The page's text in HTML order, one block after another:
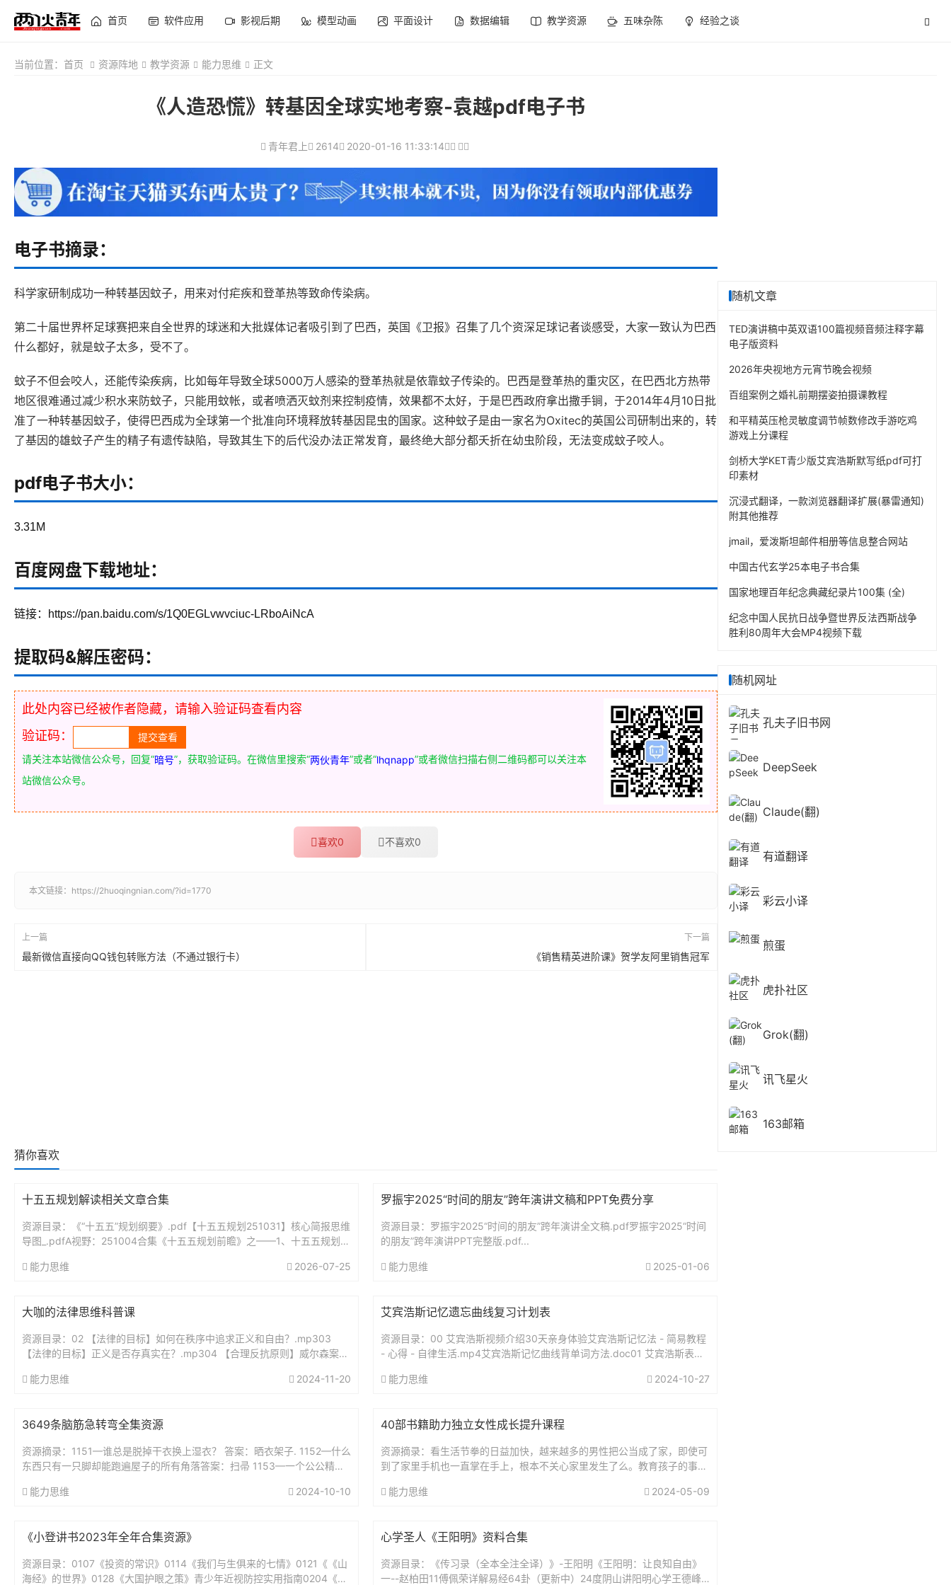
首页 软件应用 影视后期 模型动画 平面设计 数据编辑 教学资源 五味杂陈 经验之谈
当前位置： 首页 资源阵地 教学资源 能力思维 正文
《人造恐慌》转基因全球实地考察-袁越pdf电子书
青年君上 2614 2020-01-16 11:33:14
电子书摘录：
科学家研制成功一种转基因蚊子，用来对付疟疾和登革热等致命传染病。
第二十届世界杯足球赛把来自全世界的球迷和大批媒体记者吸引到了巴西，英国《卫报》召集了几个资深足球记者谈感受，大家一致认为巴西
什么都好，就是蚊子太多，受不了。
蚊子不但会咬人，还能传染疾病，比如每年导致全球5000万人感染的登革热就是依靠蚊子传染的。巴西是登革热的重灾区，在巴西北方热带
地区很难通过减少积水来防蚊子，只能用蚊帐，或者喷洒灭蚊剂来控制疫情，效果都不太好，于是巴西政府拿出撒手锏，于2014年4月10日批
准了一种转基因蚊子，使得巴西成为全球第一个批准向环境释放转基因昆虫的国家。这种蚊子是由一家名为Oxitec的英国公司研制出来的，转
了基因的雄蚊子产生的精子有遗传缺陷，导致其生下的后代没办法正常发育，最终绝大部分都夭折在幼虫阶段，无法变成蚊子咬人。
pdf电子书大小：
3.31M
百度网盘下载地址：
链接：https://pan.baidu.com/s/1Q0EGLvwvciuc-LRboAiNcA
提取码&解压密码：
此处内容已经被作者隐藏，请输入验证码查看内容
验证码：
请关注本站微信公众号，回复“暗号”，获取验证码。在微信里搜索“两伙青年”或者“lhqnapp”或者微信扫描右侧二维码都可以关注本
站微信公众号。
喜欢0 不喜欢0
本文链接： https://2huoqingnian.com/?id=1770
上一篇
最新微信直接向QQ钱包转账方法（不通过银行卡）
下一篇
《销售精英进阶课》贺学友阿里销售冠军
猜你喜欢
十五五规划解读相关文章合集
资源目录：《“十五五”规划纲要》.pdf【十五五规划251031】核心简报思维
导图_.pdfA视野：251004合集《十五五规划前瞻》之——1、十五五规划前
能力思维
2026-07-25
罗振宇2025“时间的朋友”跨年演讲文稿和PPT免费分享
资源目录：罗振宇2025“时间的朋友”跨年演讲全文稿.pdf罗振宇2025“时间
的朋友”跨年演讲PPT完整版.pdf...
能力思维 2025-01-06
大咖的法律思维科普课
资源目录：02 【法律的目标】如何在秩序中追求正义和自由？.mp303
【法律的目标】正义是否存真实在？.mp304 【合理反抗原则】威尔森案：
能力思维
2024-11-20
艾宾浩斯记忆遗忘曲线复习计划表
资源目录：00 艾宾浩斯视频介绍30天亲身体验艾宾浩斯记忆法 - 简易教程
- 心得 - 自律生活.mp4艾宾浩斯记忆曲线背单词方法.doc01 艾宾浩斯表格
能力思维
2024-10-27
3649条脑筋急转弯全集资源
资源摘录：1151—谁总是脱掉干衣换上湿衣？ 答案：晒衣架子. 1152—什么
东西只有一只脚却能跑遍屋子的所有角落答案：扫帚 1153—一个公公精神
能力思维
2024-10-10
40部书籍助力独立女性成长提升课程
资源摘录：看生活节拳的日益加快，越来越多的男性把公当成了家，即使可
到了家里手机也一直掌在手上，根本不关心家里发生了么。教育孩子的事，
严...能力思维 2024-05-09
《小登讲书2023年全年合集资源》
资源目录：0107《投资的常识》0114《我们与生俱来的七情》0121《《山
海经》的世界》0128《大国护眼之策》青少年近视防控实用指南0204《像
心学圣人《王阳明》资料合集
资源目录：《传习录（全本全注全译）》-王阳明《王阳明：让良知自由》
一--赵柏田11傅佩荣详解易经64卦（更新中）24度阴山讲阳明心学王德峰
随机文章
TED演讲稿中英双语100篇视频音频注释字幕
电子版资料
2026年央视地方元宵节晚会视频
百组案例之婚礼前期摆姿拍摄课教程
和平精英压枪灵敏度调节帧数修改手游吃鸡
游戏上分课程
剑桥大学KET青少版艾宾浩斯默写纸pdf可打
印素材
沉浸式翻译，一款浏览器翻译扩展(暴雷通知)
附其他推荐
jmail，爱泼斯坦邮件相册等信息整合网站
中国古代玄学25本电子书合集
国家地理百年纪念典藏纪录片100集 (全)
纪念中国人民抗日战争暨世界反法西斯战争
胜利80周年大会MP4视频下载
随机网址
孔夫子旧书网
DeepSeek
Claude(翻)
有道翻译
彩云小译
煎蛋
虎扑社区
Grok(翻)
讯飞星火
163邮箱